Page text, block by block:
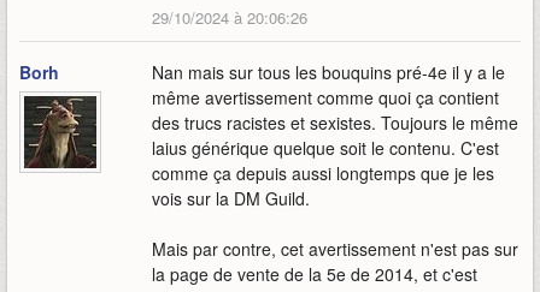
29/10/2024 à 20:06:26
Borh
Nan mais sur tous les bouquins pré-4e il y a le
même avertissement comme quoi ça contient
des trucs racistes et sexistes. Toujours le même
laius générique quelque soit le contenu. C'est
comme ça depuis aussi longtemps que je les
vois sur la DM Guild.
Mais par contre, cet avertissement n'est pas sur
la page de vente de la 5e de 2014, et c'est